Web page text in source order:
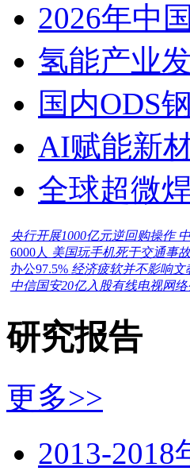
2026年中
氢能产业
国内ODS
AI赋能新
全球超微
央行开展1000亿元逆回购操作
6000人 美国玩手机死于交通事
办公97.5% 经济疲软并不影响文
中信国安20亿入股有线电视网
研究报告
更多>>
2013-